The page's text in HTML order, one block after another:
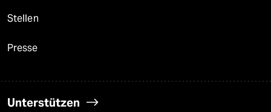
Stellen
Presse
Unterstützen